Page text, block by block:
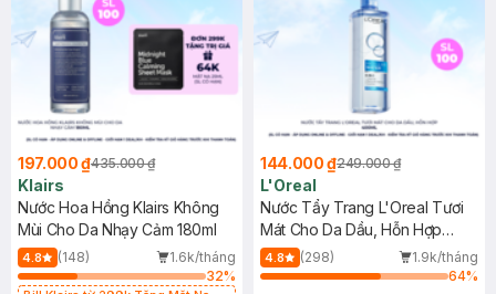
197.000 ₫435.000 ₫
Klairs
Nước Hoa Hồng Klairs Không
Mùi Cho Da Nhạy Cảm 180ml
4.8 (148)
1.6k/tháng
32%
144.000 ₫249.000 ₫
L'Oreal
Nước Tẩy Trang L'Oreal Tươi
Mát Cho Da Dầu, Hỗn Hợp
400ml
4.8 (298)
1.9k/tháng
64%